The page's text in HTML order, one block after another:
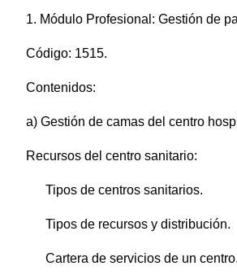
1. Módulo Profesional: Gestión de
Código: 1515.
Contenidos:
a) Gestión de camas del centro
Recursos del centro sanitario:
Tipos de centros sanitarios.
Tipos de recursos y distribución.
Cartera de servicios de un centro.